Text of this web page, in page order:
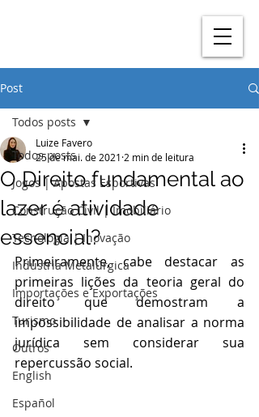
Post
Todos posts
Jogos | Apostas Esportivas
Construção Civil | Imobiliário
Tecnologia | Inovação
Indústria Metalúrgica
Importações e Exportações
Turismo
Outros
English
Español
Todos posts
O Direito fundamental ao
lazer é atividade
essencial?
Luize Favero
25 de mai. de 2021 2 min de leitura
Primeiramente, cabe destacar as
primeiras lições da teoria geral do
direito que demostram a
impossibilidade de analisar a norma
jurídica sem considerar sua
repercussão social.